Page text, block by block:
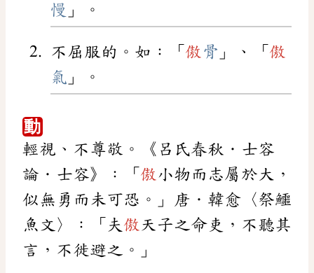
慢 」。
不屈服的。如：「 傲 骨 」、「 傲
氣 」。
動
輕視、不尊敬。《呂氏春秋．士容
論．士容》：「 傲 小物而志屬於大，
似無勇而未可恐。」唐．韓愈〈祭鱷
魚文〉：「夫 傲 天子之命吏，不聽其
言，不徙避之。」